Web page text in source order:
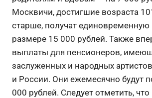
Москвичи, достигшие возраста
старше, получат единовременную
размере 15 000 рублей. Также
выплаты для пенсионеров,
заслуженных и народных
и России. Они ежемесячно будут
000 рублей. Следует отметить,